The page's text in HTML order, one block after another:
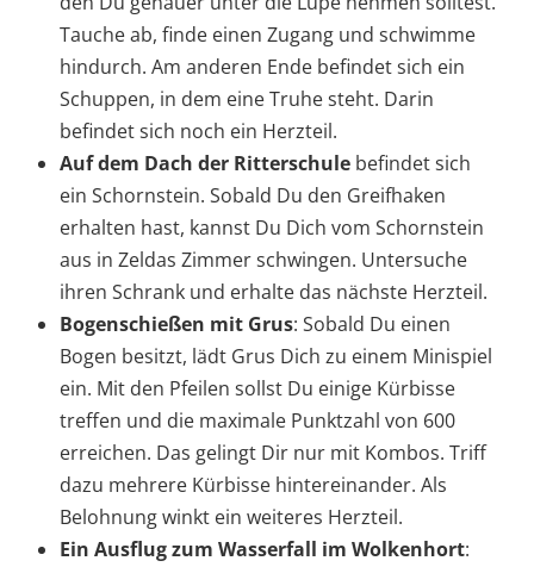
Tauche ab, finde einen Zugang und schwimme
hindurch. Am anderen Ende befindet sich ein
Schuppen, in dem eine Truhe steht. Darin
befindet sich noch ein Herzteil.
Auf dem Dach der Ritterschule befindet sich
ein Schornstein. Sobald Du den Greifhaken
erhalten hast, kannst Du Dich vom Schornstein
aus in Zeldas Zimmer schwingen. Untersuche
ihren Schrank und erhalte das nächste Herzteil.
Bogenschießen mit Grus: Sobald Du einen
Bogen besitzt, lädt Grus Dich zu einem Minispiel
ein. Mit den Pfeilen sollst Du einige Kürbisse
treffen und die maximale Punktzahl von 600
erreichen. Das gelingt Dir nur mit Kombos. Triff
dazu mehrere Kürbisse hintereinander. Als
Belohnung winkt ein weiteres Herzteil.
Ein Ausflug zum Wasserfall im Wolkenhort: